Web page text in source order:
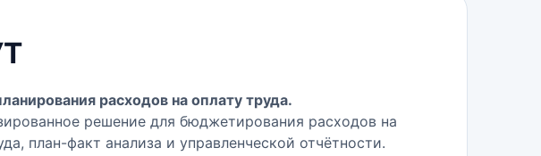
расходов на оплату труда.
решение для бюджетирования расходов на
план-факт анализа и управленческой отчётности.